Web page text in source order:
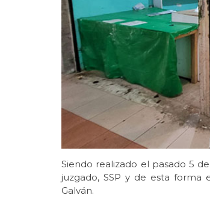
Siendo realizado el pasado 5
juzgado, SSP y de esta forma
Galván.